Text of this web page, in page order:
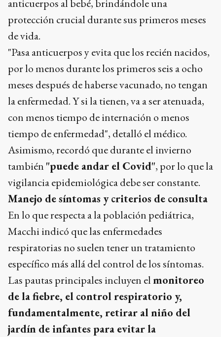
anticuerpos al bebé, brindándole una
protección crucial durante sus primeros meses
de vida.
"Pasa anticuerpos y evita que los recién nacidos,
por lo menos durante los primeros seis a ocho
meses después de haberse vacunado, no tengan
la enfermedad. Y si la tienen, va a ser atenuada,
con menos tiempo de internación o menos
tiempo de enfermedad", detalló el médico.
Asimismo, recordó que durante el invierno
también "puede andar el Covid", por lo que la
vigilancia epidemiológica debe ser constante.
Manejo de síntomas y criterios de consulta
En lo que respecta a la población pediátrica,
Macchi indicó que las enfermedades
respiratorias no suelen tener un tratamiento
específico más allá del control de los síntomas.
Las pautas principales incluyen elmonitoreo
de la fiebre, el control respiratorio y,
fundamentalmente, retirar al niño del
jardín de infantes para evitar la